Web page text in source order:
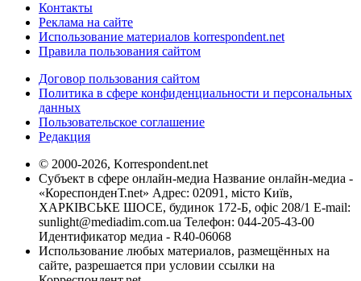
Контакты
Реклама на сайте
Использование материалов korrespondent.net
Правила пользования сайтом
Договор пользования сайтом
Политика в сфере конфиденциальности и персональных
данных
Пользовательское соглашение
Редакция
© 2000-2026, Korrespondent.net
Субъект в сфере онлайн-медиа Название онлайн-медиа -
«КореспонденТ.net» Адрес: 02091, місто Київ,
ХАРКІВСЬКЕ ШОСЕ, будинок 172-Б, офіс 208/1 E-mail:
sunlight@mediadim.com.ua Телефон: 044-205-43-00
Идентификатор медиа - R40-06068
Использование любых материалов, размещённых на
сайте, разрешается при условии ссылки на